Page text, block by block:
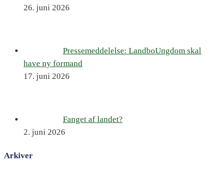
26. juni 2026
Pressemeddelelse: LandboUngdom skal
have ny formand
17. juni 2026
Fanget af landet?
2. juni 2026
Arkiver